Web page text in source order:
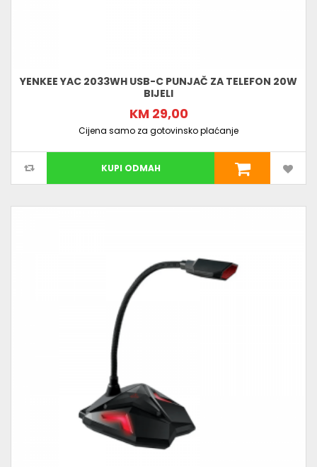
YENKEE YAC 2033WH USB-C PUNJAČ ZA TELEFON 20W
BIJELI
KM 29,00
Cijena samo za gotovinsko plaćanje
KUPI ODMAH